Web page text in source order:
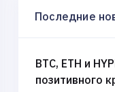
Последние
BTC, ETH и
позитивного